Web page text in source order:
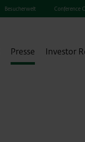
Besucherwelt Conference
Presse Investor